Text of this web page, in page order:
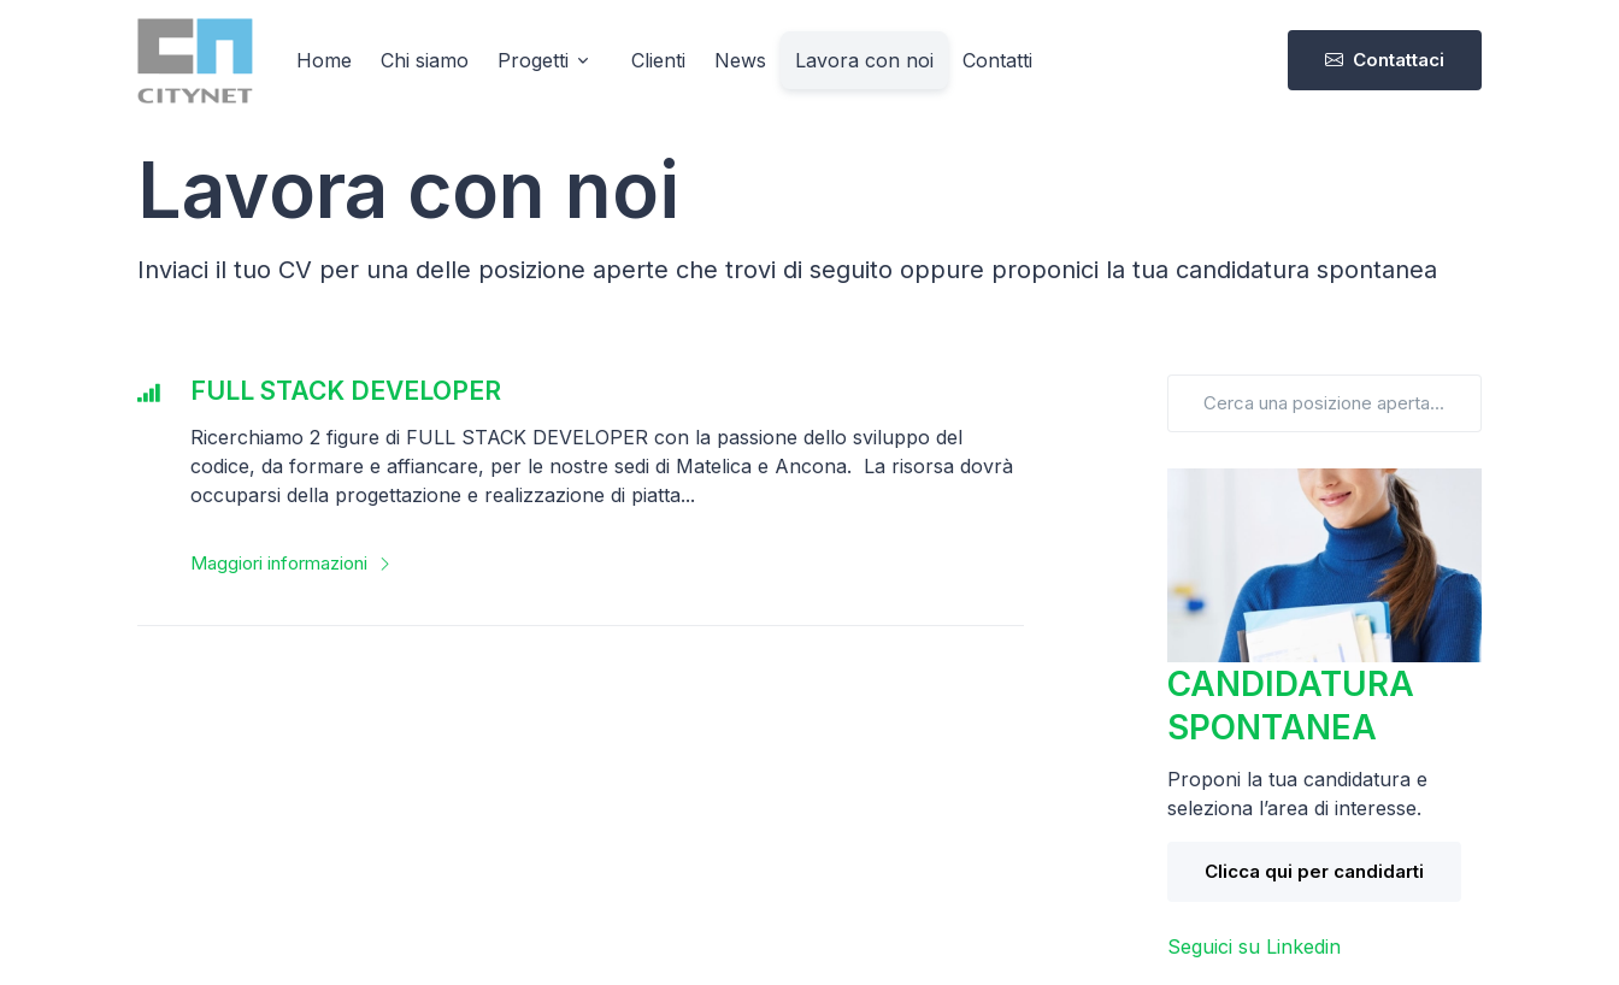
Home Chi siamo Progetti Clienti News Lavora con noi Contatti Contattaci
Lavora con noi
Inviaci il tuo CV per una delle posizione aperte che trovi di seguito oppure proponici la tua candidatura spontanea
FULL STACK DEVELOPER
Ricerchiamo 2 figure di FULL STACK DEVELOPER con la passione dello sviluppo del
codice, da formare e affiancare, per le nostre sedi di Matelica e Ancona. La risorsa dovrà
occuparsi della progettazione e realizzazione di piatta...
Maggiori informazioni
CANDIDATURA
SPONTANEA
Proponi la tua candidatura e
seleziona l’area di interesse.
Clicca qui per candidarti
Seguici su Linkedin